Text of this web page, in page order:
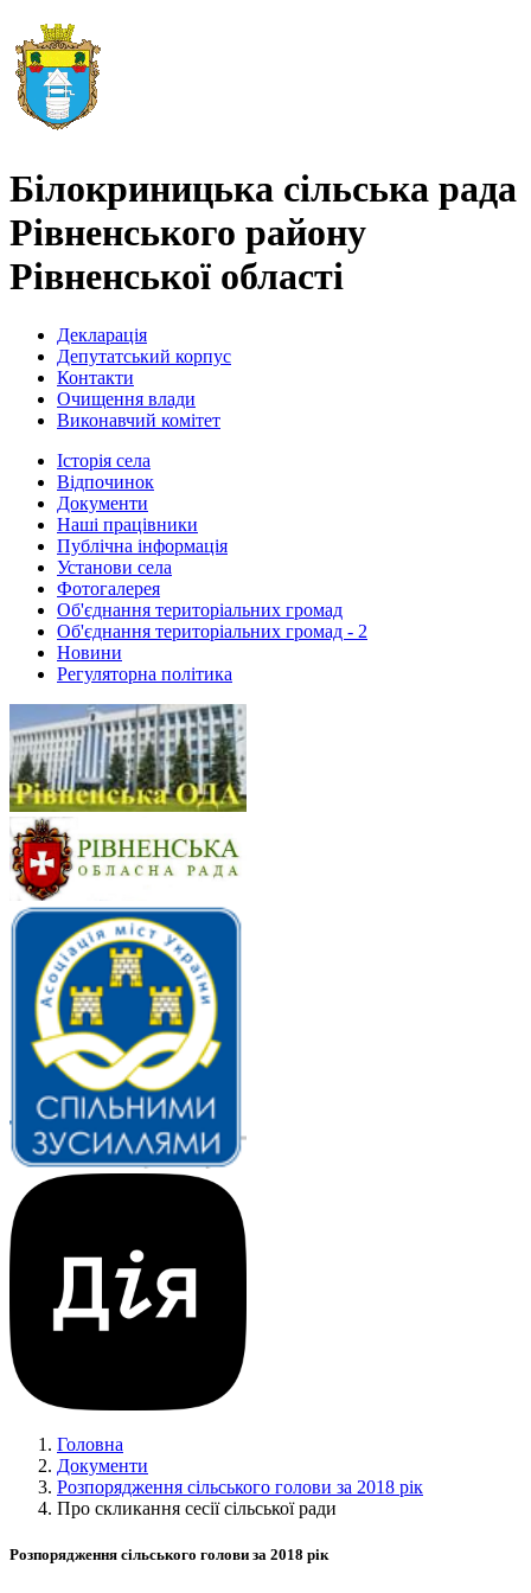
Білокриницька сільська рада
Рівненського району
Рівненської області
Декларація
Депутатський корпус
Контакти
Очищення влади
Виконавчий комітет
Історія села
Відпочинок
Документи
Наші працівники
Публічна інформація
Установи села
Фотогалерея
Об'єднання територіальних громад
Об'єднання територіальних громад - 2
Новини
Регуляторна політика
Головна
Документи
Розпорядження сільського голови за 2018 рік
Про скликання сесії сільської ради
Розпорядження сільського голови за 2018 рік